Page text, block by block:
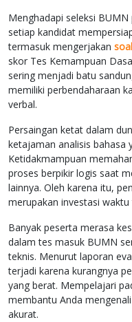
Menghadapi seleksi
setiap kandidat
termasuk mengerjakan
skor Tes Kemampuan
sering menjadi batu
memiliki perbendaharaan
verbal.
Persaingan ketat dalam
ketajaman analisis bahasa
Ketidakmampuan
proses berpikir logis saat
lainnya. Oleh karena itu,
merupakan investasi
Banyak peserta merasa
dalam tes masuk BUMN
teknis. Menurut laporan
terjadi karena kurangnya
yang berat. Mempelajari
membantu Anda
akurat.